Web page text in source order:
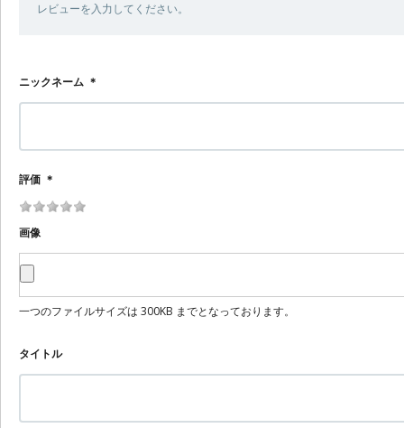
レビューを入力してください。
ニックネーム ＊
評価 ＊
画像
一つのファイルサイズは 300KB までとなっております。
タイトル